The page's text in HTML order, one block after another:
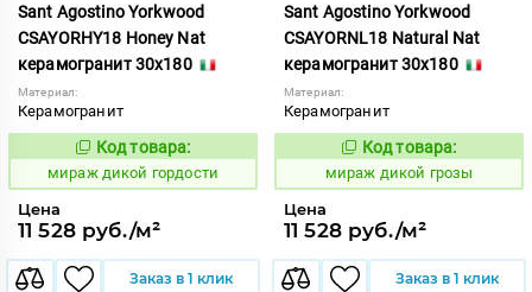
Sant Agostino Yorkwood
CSAYORHY18 Honey Nat
керамогранит 30x180
Материал:
Керамогранит
987518
Код товара:
мираж дикой гордости
Цена
11 528 руб./м²
Заказ в 1 клик
Sant Agostino Yorkwood
CSAYORNL18 Natural Nat
керамогранит 30x180
Материал:
Керамогранит
987519
Код товара:
мираж дикой грозы
Цена
11 528 руб./м²
Заказ в 1 клик